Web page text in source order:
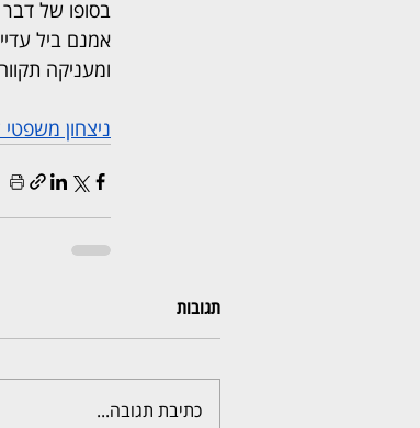
בסופו של
אמנם ביל
ומעניקה
ניצחון
תגובות
כתיבת תגובה...